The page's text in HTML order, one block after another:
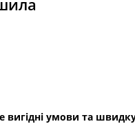
умови та